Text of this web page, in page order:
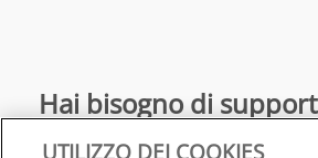
Hai bisogno di
UTILIZZO DEI COOKIES